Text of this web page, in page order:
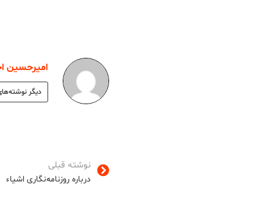
امیرحسین
دیگر
نوشته قبلی
درباره روزنامه‌نگاری اشیاء